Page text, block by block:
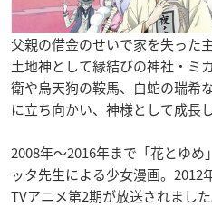
父親の借金のせいで家を失った
土地神として縁結びの神社・ミ
衛や烏天狗の鞍馬、白蛇の瑞希
に立ち向かい、神様として成長
2008年〜2016年まで「花とゆ
ッタ先生による少女漫画。2012
TVアニメ第2期が放送されました